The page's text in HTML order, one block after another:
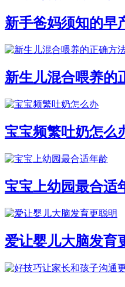
新手爸妈须知的早
新生儿混合喂养的
宝宝频繁吐奶怎么
宝宝上幼园最合适
爱让婴儿大脑发育